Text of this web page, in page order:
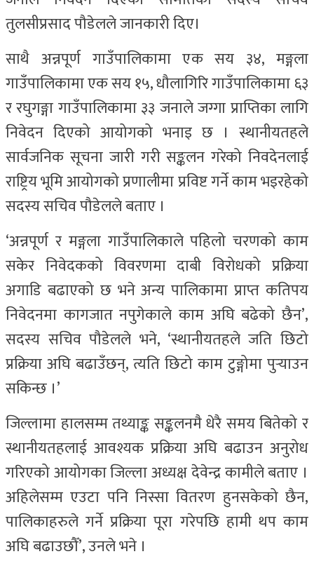
तुलसीप्रसाद पौडेलले जानकारी दिए।
साथै अन्नपूर्ण गाउँपालिकामा एक सय ३४, मङ्गला
गाउँपालिकामा एक सय १५, धौलागिरि गाउँपालिकामा ६३
र रघुगङ्गा गाउँपालिकामा ३३ जनाले जग्गा प्राप्तिका लागि
निवेदन दिएको आयोगको भनाइ छ । स्थानीयतहले
सार्वजनिक सूचना जारी गरी सङ्कलन गरेको निवदेनलाई
राष्ट्रिय भूमि आयोगको प्रणालीमा प्रविष्ट गर्ने काम भइरहेको
सदस्य सचिव पौडेलले बताए ।
‘अन्नपूर्ण र मङ्गला गाउँपालिकाले पहिलो चरणको काम
सकेर निवेदकको विवरणमा दाबी विरोधको प्रक्रिया
अगाडि बढाएको छ भने अन्य पालिकामा प्राप्त कतिपय
निवेदनमा कागजात नपुगेकाले काम अघि बढेको छैन’,
सदस्य सचिव पौडेलले भने, ‘स्थानीयतहले जति छिटो
प्रक्रिया अघि बढाउँछन्, त्यति छिटो काम टुङ्गोमा पुर्‍याउन
सकिन्छ ।’
जिल्लामा हालसम्म तथ्याङ्क सङ्कलनमै धेरै समय बितेको र
स्थानीयतहलाई आवश्यक प्रक्रिया अघि बढाउन अनुरोध
गरिएको आयोगका जिल्ला अध्यक्ष देवेन्द्र कामीले बताए ।
अहिलेसम्म एउटा पनि निस्सा वितरण हुनसकेको छैन,
पालिकाहरुले गर्ने प्रक्रिया पूरा गरेपछि हामी थप काम
अघि बढाउछौँ’, उनले भने ।